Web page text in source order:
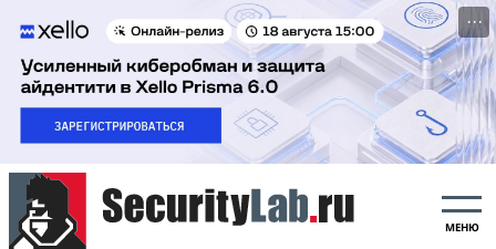
···
МЕНЮ